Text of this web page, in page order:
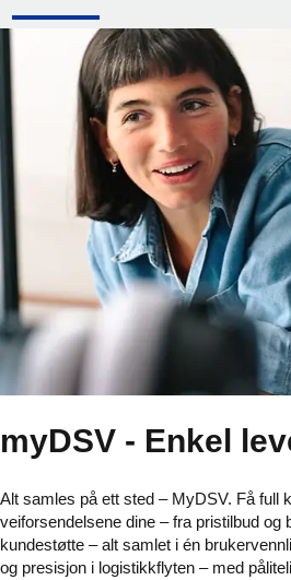
myDSV - Enkel
Alt samles på ett sted – MyDSV. Få full
veiforsendelsene dine – fra pristilbud og
kundestøtte – alt samlet i én
og presisjon i logistikkflyten – med